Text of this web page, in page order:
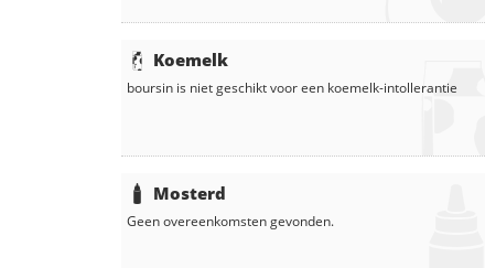
Koemelk
boursin is niet geschikt voor een koemelk-intollerantie
Mosterd
Geen overeenkomsten gevonden.